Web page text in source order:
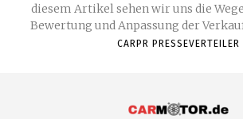
diesem Artikel sehen wir uns die
Bewertung und Anpassung der
CARPR PRESSEVERTEILER